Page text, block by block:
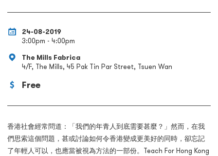
24-08-2019
3:00pm - 4:00pm
The Mills Fabrica
4/F, The Mills, 45 Pak Tin Par Street, Tsuen Wan
Free
香港社會經常問道：「我們的年青人到底需要甚麼？」然而，在我
們思索這個問題，甚或討論如何令香港變成更美好的同時，卻忘記
了年輕人可以，也應當被視為方法的一部份。Teach For Hong Kong